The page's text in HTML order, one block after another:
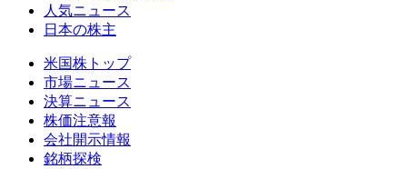
人気ニュース
日本の株主
米国株トップ
市場ニュース
決算ニュース
株価注意報
会社開示情報
銘柄探検